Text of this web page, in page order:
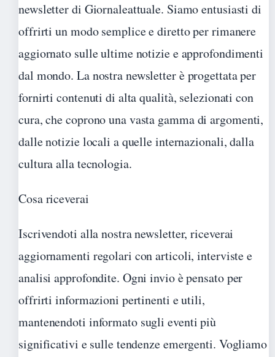
newsletter di Giornaleattuale. Siamo entusiasti di
offrirti un modo semplice e diretto per rimanere
aggiornato sulle ultime notizie e approfondimenti
dal mondo. La nostra newsletter è progettata per
fornirti contenuti di alta qualità, selezionati con
cura, che coprono una vasta gamma di argomenti,
dalle notizie locali a quelle internazionali, dalla
cultura alla tecnologia.
Cosa riceverai
Iscrivendoti alla nostra newsletter, riceverai
aggiornamenti regolari con articoli, interviste e
analisi approfondite. Ogni invio è pensato per
offrirti informazioni pertinenti e utili,
mantenendoti informato sugli eventi più
significativi e sulle tendenze emergenti. Vogliamo